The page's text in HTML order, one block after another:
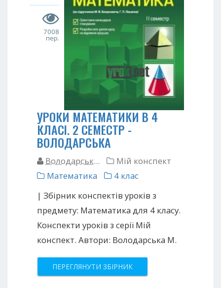
7008
пер.
УРОКИ МАТЕМАТИКИ В 4
КЛАСІ. 2 СЕМЕСТР -
ВОЛОДАРСЬКА
Володарськ...
Мій конспект
Математика
4 клас
| Збірник конспектів уроків з
предмету: Математика для 4 класу.
Конспекти уроків з серії Мій
конспект. Автори: Володарська М.
ПЕРЕГЛЯНУТИ ЗБІРНИК